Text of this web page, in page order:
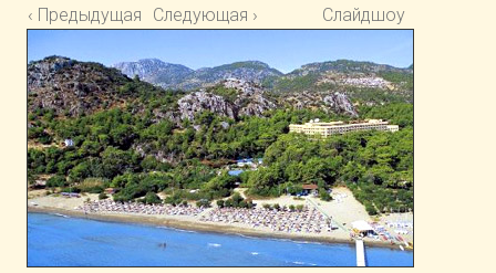
‹ Предыдущая Следующая › Слайдшоу